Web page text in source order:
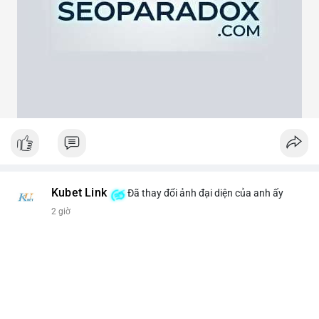
theo cảm xúc, hãy đặt lệnh dựa trên vùng hỗ trợ và kháng cự rõ
Kubet Link Đã thay đổi ảnh đại diện của anh ấy
2 giờ